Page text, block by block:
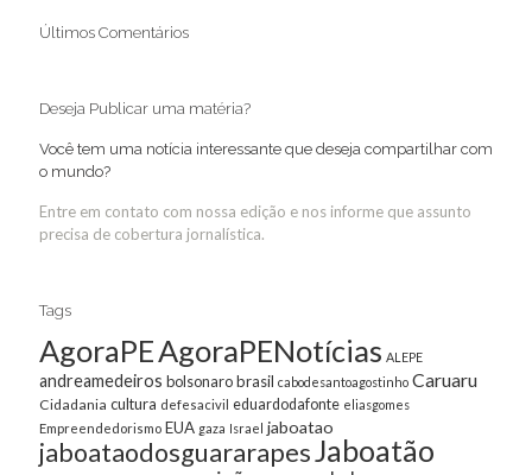
Últimos Comentários
Deseja Publicar uma matéria?
Você tem uma notícia interessante que deseja compartilhar com
o mundo?
Entre em contato com nossa edição e nos informe que assunto
precisa de cobertura jornalística.
Tags
AgoraPEAgoraPENotícias ALEPE
andreamedeiros bolsonarobrasil cabodesantoagostinho Caruaru
Cidadania cultura defesacivil eduardodafonte eliasgomes
Empreendedorismo EUA gaza Israel jaboatao
jaboataodosguararapesJaboatão